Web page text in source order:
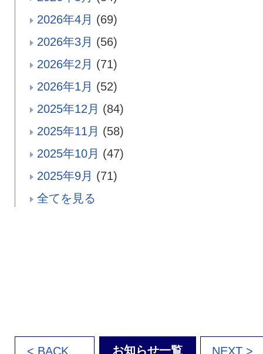
2026年4月 (69)
2026年3月 (56)
2026年2月 (71)
2026年1月 (52)
2025年12月 (84)
2025年11月 (58)
2025年10月 (47)
2025年9月 (71)
全てを見る
< BACK お知らせ一覧 NEXT >